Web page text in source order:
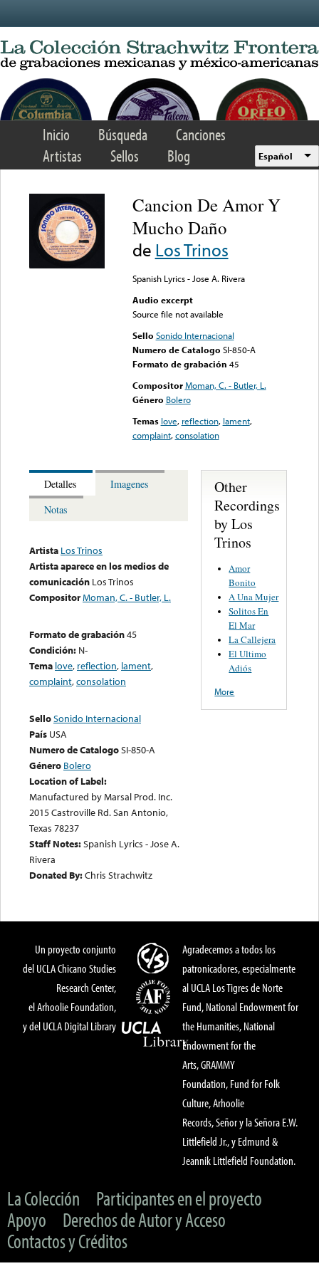
Inicio Búsqueda
Canciones
Artistas
Sellos Blog Español
Cancion De Amor Y
Mucho Daño
de Los Trinos
Spanish Lyrics - Jose A. Rivera
Audio excerpt
Source file not available
Sello Sonido Internacional
Numero de Catalogo SI-850-A
Formato de grabación 45
Compositor Moman, C. - Butler, L.
Género Bolero
Temas love, reflection, lament,
complaint,consolation
Detalles
Imagenes
Notas
Artista Los Trinos
Artista aparece en los medios de
comunicación Los Trinos
CompositorMoman, C. - Butler, L.
Formato de grabación45
Condición: N-
Tema love, reflection, lament,
complaint,consolation
SelloSonido Internacional
País USA
Numero de CatalogoSI-850-A
Género Bolero
Location of Label:
Manufactured by Marsal Prod. Inc.
2015 Castroville Rd. San Antonio,
Texas 78237
Staff Notes:Spanish Lyrics - Jose A.
Rivera
Donated By:Chris Strachwitz
Other
Recordings
by Los
Trinos
Amor
Bonito
A Una Mujer
Solitos En
El Mar
La Callejera
El Ultimo
Adiós
More
Un proyecto conjunto
del UCLA Chicano Studies
Research Center,
el Arhoolie Foundation,
y del UCLA Digital Library
Agradecemos a todos los
patronicadores, especialmente
al UCLA Los Tigres de Norte
Fund, National Endowment for
the Humanities, National
Endowment for the
Arts, GRAMMY
Foundation, Fund for Folk
Culture, Arhoolie
Records, Señor y la Señora E.W.
Littlefield Jr., y Edmund &
Jeannik Littlefield Foundation.
La Colección
Participantes en el proyecto
Apoyo
Derechos de Autor y Acceso
Contactos y Créditos